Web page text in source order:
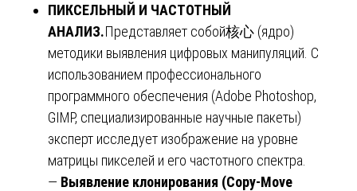
ПИКСЕЛЬНЫЙ И ЧАСТОТНЫЙ
АНАЛИЗ.Представляет собой核心 (ядро)
методики выявления цифровых манипуляций. С
использованием профессионального
программного обеспечения (Adobe Photoshop,
GIMP, специализированные научные пакеты)
эксперт исследует изображение на уровне
матрицы пикселей и его частотного спектра.
— Выявление клонирования (Copy-Move